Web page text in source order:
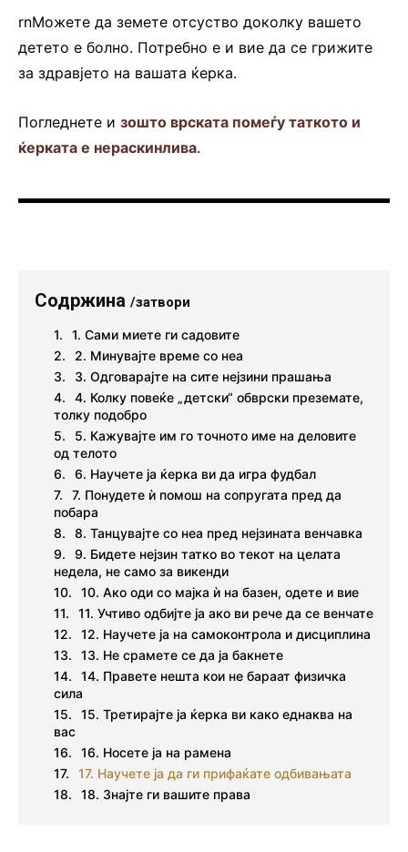
rnМожете да земете отсуство доколку вашето
детето е болно. Потребно е и вие да се грижите
за здравјето на вашата ќерка.
Погледнете и зошто врската помеѓу таткото и
ќерката е нераскинлива.
Содржина /затвори
1. Сами миете ги садовите
2. Минувајте време со неа
3. Одговарајте на сите нејзини прашања
4. Колку повеќе „детски“ обврски преземате,
толку подобро
5. Кажувајте им го точното име на деловите
од телото
6. Научете ја ќерка ви да игра фудбал
7. Понудете ѝ помош на сопругата пред да
побара
8. Танцувајте со неа пред нејзината венчавка
9. Бидете нејзин татко во текот на целата
недела, не само за викенди
10. Ако оди со мајка ѝ на базен, одете и вие
11. Учтиво одбијте ја ако ви рече да се венчате
12. Научете ја на самоконтрола и дисциплина
13. Не срамете се да ја бакнете
14. Правете нешта кои не бараат физичка
сила
15. Третирајте ја ќерка ви како еднаква на
вас
16. Носете ја на рамена
17. Научете ја да ги прифаќате одбивањата
18. Знајте ги вашите права